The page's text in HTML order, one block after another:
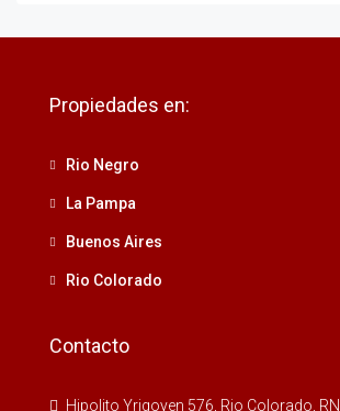
Propiedades en:
Rio Negro
La Pampa
Buenos Aires
Rio Colorado
Contacto
Hipolito Yrigoyen 576, Rio Colorado, RN